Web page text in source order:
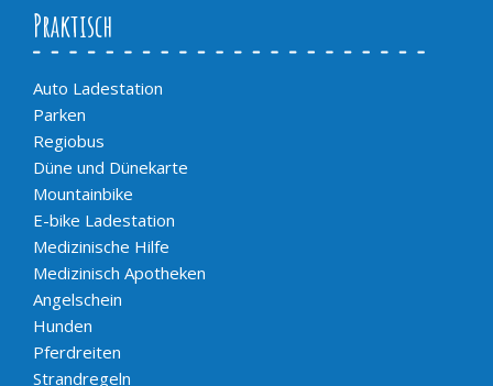
Praktisch
Auto Ladestation
Parken
Regiobus
Düne und Dünekarte
Mountainbike
E-bike Ladestation
Medizinische Hilfe
Medizinisch Apotheken
Angelschein
Hunden
Pferdreiten
Strandregeln